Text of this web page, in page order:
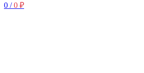
0 / 0 ₽